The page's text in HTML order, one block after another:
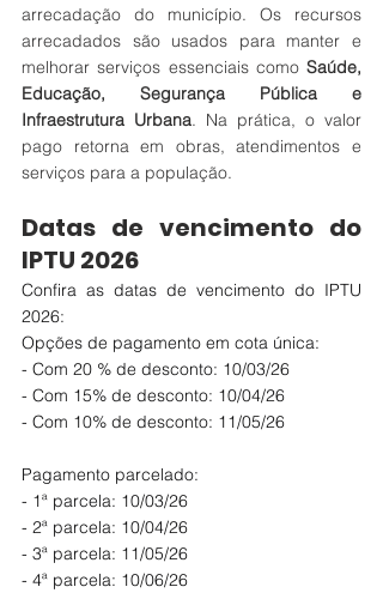
arrecadação do município. Os recursos
arrecadados são usados para manter e
melhorar serviços essenciais como Saúde,
Educação, Segurança Pública e
Infraestrutura Urbana. Na prática, o valor
pago retorna em obras, atendimentos e
serviços para a população.
Datas de vencimento do
IPTU 2026
Confira as datas de vencimento do IPTU
2026:
Opções de pagamento em cota única:
- Com 20 % de desconto: 10/03/26
- Com 15% de desconto: 10/04/26
- Com 10% de desconto: 11/05/26
Pagamento parcelado:
- 1ª parcela: 10/03/26
- 2ª parcela: 10/04/26
- 3ª parcela: 11/05/26
- 4ª parcela: 10/06/26